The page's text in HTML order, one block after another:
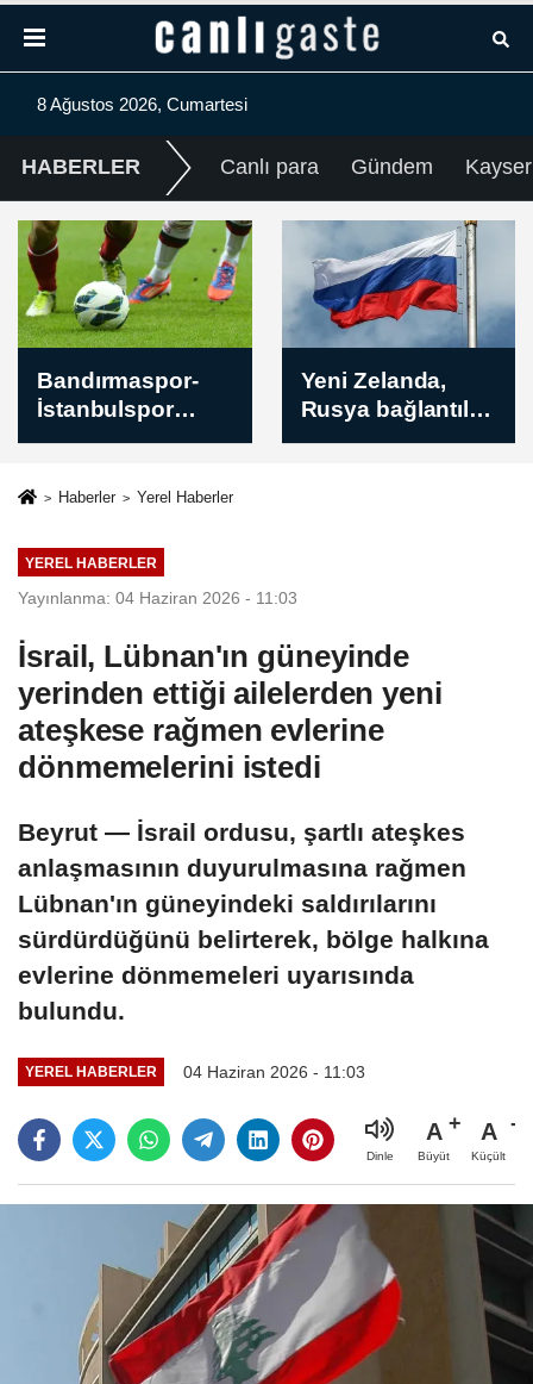
8 Ağustos 2026, Cumartesi
HABERLER Canlı para Gündem
Yeni Zelanda,
Rusya bağlantılı
kişi ve
yönelik yeni
açıkladı
Basketbol: 16 Yaş
Altı Avrupa
Erkekler
Haberler Yerel Haberler
YEREL HABERLER
Yayınlanma: 04 Haziran 2026 - 11:03
İsrail, Lübnan'ın güneyinde
yerinden ettiği ailelerden yeni
ateşkese rağmen evlerine
dönmemelerini istedi
Beyrut — İsrail ordusu, şartlı ateşkes
anlaşmasının duyurulmasına rağmen
Lübnan'ın güneyindeki saldırılarını
sürdürdüğünü belirterek, bölge halkına
evlerine dönmemeleri uyarısında
bulundu.
YEREL HABERLER 04 Haziran 2026 - 11:03
Dinle
A
Büyüt
A
Küçült